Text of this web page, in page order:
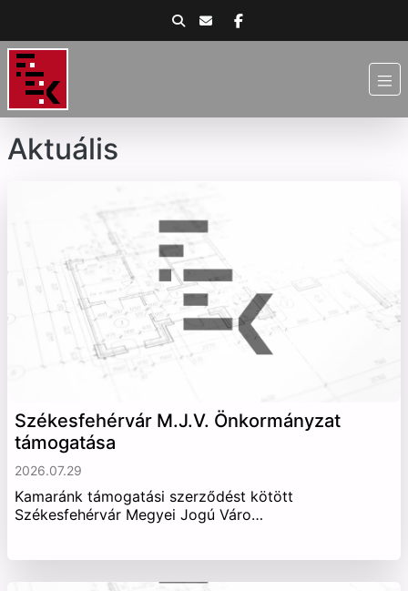
Aktuális
Székesfehérvár M.J.V. Önkormányzat
támogatása
2026.07.29
Kamaránk támogatási szerződést kötött
Székesfehérvár Megyei Jogú Váro…